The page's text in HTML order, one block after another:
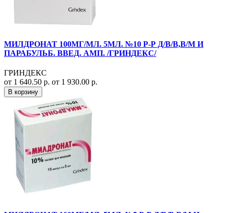
МИЛДРОНАТ 100МГ/МЛ. 5МЛ. №10 Р-Р Д/В/В,В/М И
ПАРАБУЛЬБ. ВВЕД. АМП. /ГРИНДЕКС/
ГРИНДЕКС
от 1 640.50 р. от 1 930.00 р.
В корзину